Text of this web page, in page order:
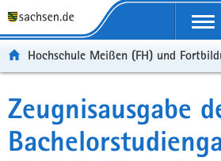
Portalübergreifende
Hochschule Meißen (FH) und
Zeugnisausgabe